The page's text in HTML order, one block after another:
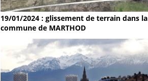
19/01/2024 : glissement de terrain dans la
commune de MARTHOD